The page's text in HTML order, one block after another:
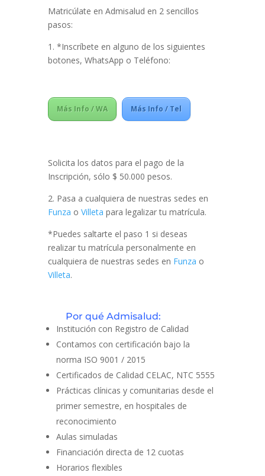
Matricúlate en Admisalud en 2 sencillos
pasos:
1. *Inscríbete en alguno de los siguientes
botones, WhatsApp o Teléfono:
Más Info / WA Más Info / Tel
Solicita los datos para el pago de la
Inscripción, sólo $ 50.000 pesos.
2. Pasa a cualquiera de nuestras sedes en
Funza o Villeta para legalizar tu matrícula.
*Puedes saltarte el paso 1 si deseas
realizar tu matrícula personalmente en
cualquiera de nuestras sedes en Funza o
Villeta.
Por qué Admisalud:
Institución con Registro de Calidad
Contamos con certificación bajo la
norma ISO 9001 / 2015
Certificados de Calidad CELAC, NTC 5555
Prácticas clínicas y comunitarias desde el
primer semestre, en hospitales de
reconocimiento
Aulas simuladas
Financiación directa de 12 cuotas
Horarios flexibles